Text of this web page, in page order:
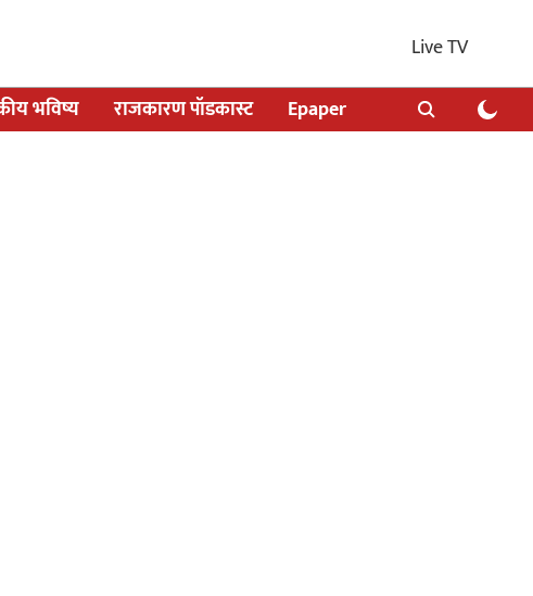
Live TV
भविष्य राजकारण पॉडकास्ट Epaper